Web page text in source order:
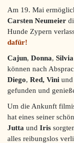
Am 19. Mai
Carsten Neumeier
Hunde Zypern
dafür!
Cajun, Donna, Silvia
können nach
Diego, Red, Vini und
gefunden und
Um die Ankunft
hat eines seiner
Jutta und Iris
alles reibungslos